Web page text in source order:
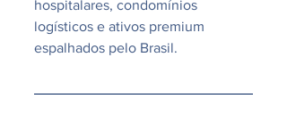
hospitalares, condomínios
logísticos e ativos premium
espalhados pelo Brasil.